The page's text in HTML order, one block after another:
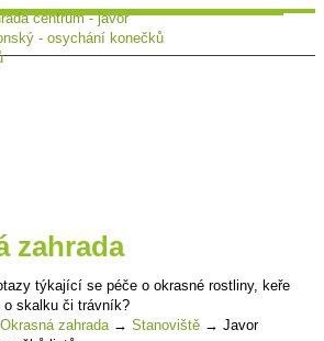
centrum - javor
- osychání konečků
zahrada
týkající se péče o okrasné rostliny, keře
o skalku či trávník?
Okrasná zahrada → Stanoviště → Javor